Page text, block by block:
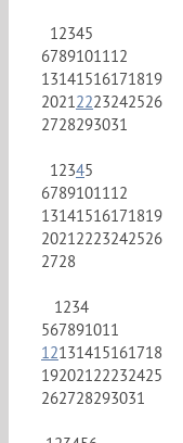
12345
6789101112
13141516171819
20212223242526
2728293031
12345
6789101112
13141516171819
20212223242526
2728
1234
567891011
12131415161718
19202122232425
262728293031